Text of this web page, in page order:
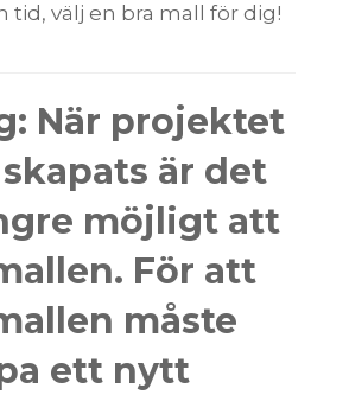
tid, välj en bra mall för dig!
När projektet
är det
möjligt att
För att
måste
ett nytt